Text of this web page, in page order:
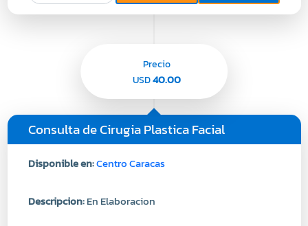
Consulta de Cirugia Plastica Facial
Disponible en:Centro Caracas
Descripcion:En Elaboracion
Precio
USD40.00